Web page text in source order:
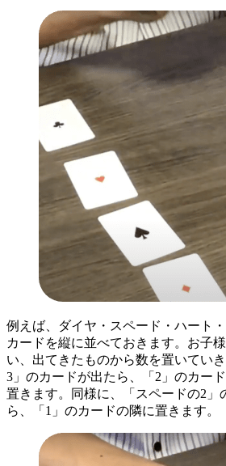
例えば、ダイヤ・スペード・ハート
カードを縦に並べておきます。お子
い、出てきたものから数を置いてい
3」のカードが出たら、「2」のカー
置きます。同様に、「スペードの2」
ら、「1」のカードの隣に置きます。